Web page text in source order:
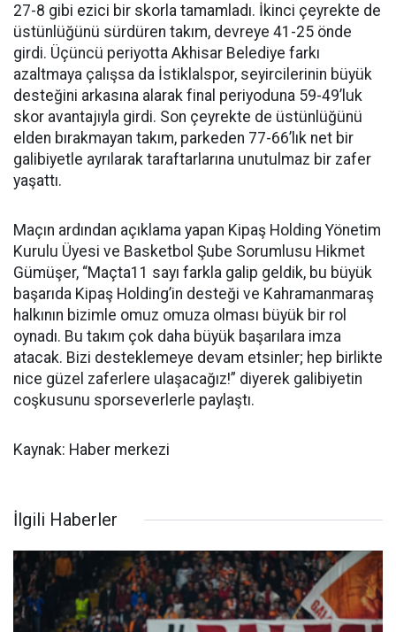
27-8 gibi ezici bir skorla tamamladı. İkinci çeyrekte de
üstünlüğünü sürdüren takım, devreye 41-25 önde
girdi. Üçüncü periyotta Akhisar Belediye farkı
azaltmaya çalışsa da İstiklalspor, seyircilerinin büyük
desteğini arkasına alarak final periyoduna 59-49’luk
skor avantajıyla girdi. Son çeyrekte de üstünlüğünü
elden bırakmayan takım, parkeden 77-66’lık net bir
galibiyetle ayrılarak taraftarlarına unutulmaz bir zafer
yaşattı.
Maçın ardından açıklama yapan Kipaş Holding Yönetim
Kurulu Üyesi ve Basketbol Şube Sorumlusu Hikmet
Gümüşer, “Maçta11 sayı farkla galip geldik, bu büyük
başarıda Kipaş Holding’in desteği ve Kahramanmaraş
halkının bizimle omuz omuza olması büyük bir rol
oynadı. Bu takım çok daha büyük başarılara imza
atacak. Bizi desteklemeye devam etsinler; hep birlikte
nice güzel zaferlere ulaşacağız!” diyerek galibiyetin
coşkusunu sporseverlerle paylaştı.
Kaynak: Haber merkezi
İlgili Haberler